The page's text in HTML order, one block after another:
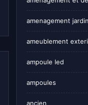
amenagement jardin
ameublement
ampoule led
ampoules
ancien